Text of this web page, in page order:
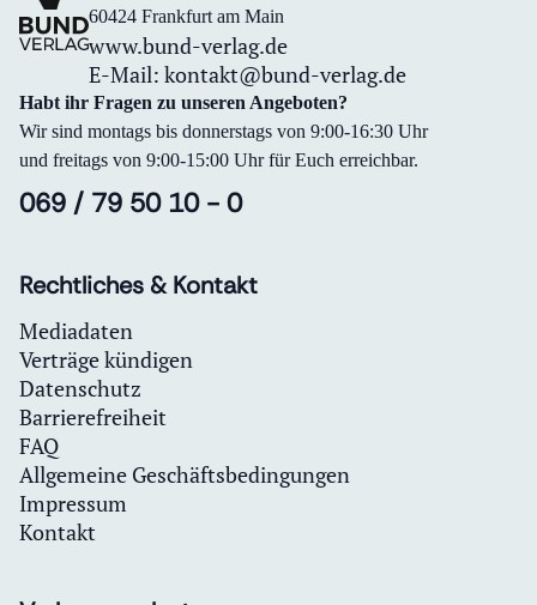
60424 Frankfurt am Main
www.bund-verlag.de
E-Mail: kontakt@bund-verlag.de
Habt ihr Fragen zu unseren Angeboten?
Wir sind montags bis donnerstags von 9:00-16:30 Uhr
und freitags von 9:00-15:00 Uhr für Euch erreichbar.
069 / 79 50 10 - 0
Rechtliches & Kontakt
Mediadaten
Verträge kündigen
Datenschutz
Barrierefreiheit
FAQ
Allgemeine Geschäftsbedingungen
Impressum
Kontakt